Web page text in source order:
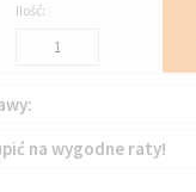
Ilość:
na wygodne raty!